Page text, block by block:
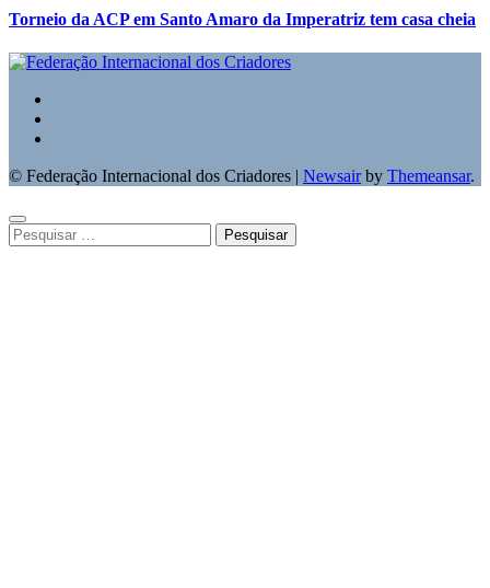
Torneio da ACP em Santo Amaro da Imperatriz tem casa cheia
© Federação Internacional dos Criadores | Newsairby Themeansar.
Pesquisar
por: